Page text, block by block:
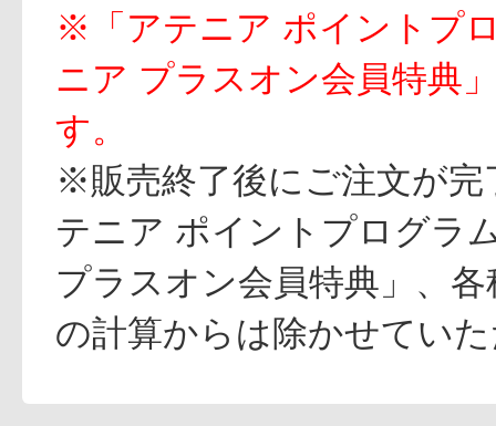
※「アテニア ポイントプ
ニア プラスオン会員特典
す。
※販売終了後にご注文が完
テニア ポイントプログラ
プラスオン会員特典」、
の計算からは除かせてい